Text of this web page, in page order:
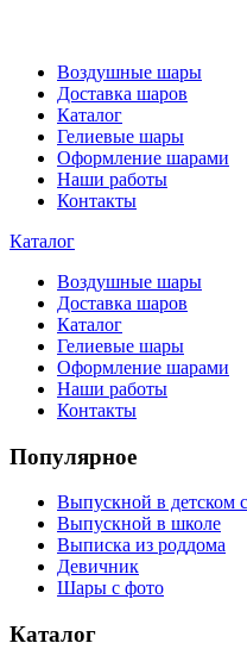
Воздушные шары
Доставка шаров
Каталог
Гелиевые шары
Оформление шарами
Наши работы
Контакты
Каталог
Воздушные шары
Доставка шаров
Каталог
Гелиевые шары
Оформление шарами
Наши работы
Контакты
Популярное
Выпускной в детском
Выпускной в школе
Выписка из роддома
Девичник
Шары с фото
Каталог